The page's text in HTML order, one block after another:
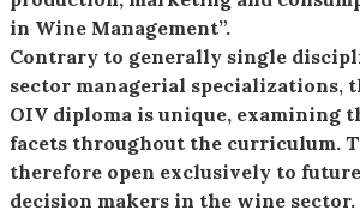
in Wine Management”.
Contrary to generally single
sector managerial specializations,
OIV diploma is unique, examining
facets throughout the curriculum.
therefore open exclusively to
decision makers in the wine